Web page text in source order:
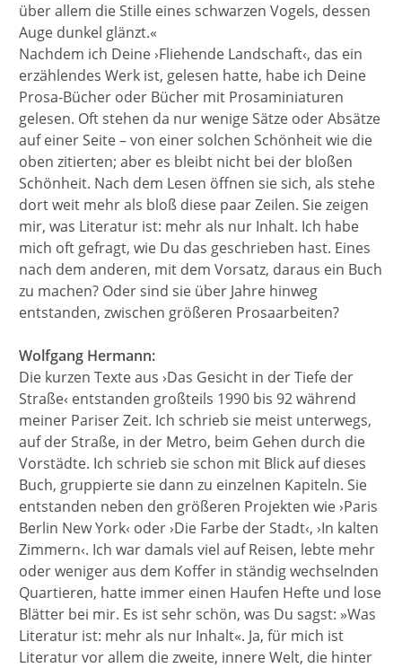
über allem die Stille eines schwarzen Vogels, dessen
Auge dunkel glänzt.«
Nachdem ich Deine ›Fliehende Landschaft‹, das ein
erzählendes Werk ist, gelesen hatte, habe ich Deine
Prosa-Bücher oder Bücher mit Prosaminiaturen
gelesen. Oft stehen da nur wenige Sätze oder Absätze
auf einer Seite – von einer solchen Schönheit wie die
oben zitierten; aber es bleibt nicht bei der bloßen
Schönheit. Nach dem Lesen öffnen sie sich, als stehe
dort weit mehr als bloß diese paar Zeilen. Sie zeigen
mir, was Literatur ist: mehr als nur Inhalt. Ich habe
mich oft gefragt, wie Du das geschrieben hast. Eines
nach dem anderen, mit dem Vorsatz, daraus ein Buch
zu machen? Oder sind sie über Jahre hinweg
entstanden, zwischen größeren Prosaarbeiten?
Wolfgang Hermann:
Die kurzen Texte aus ›Das Gesicht in der Tiefe der
Straße‹ entstanden großteils 1990 bis 92 während
meiner Pariser Zeit. Ich schrieb sie meist unterwegs,
auf der Straße, in der Metro, beim Gehen durch die
Vorstädte. Ich schrieb sie schon mit Blick auf dieses
Buch, gruppierte sie dann zu einzelnen Kapiteln. Sie
entstanden neben den größeren Projekten wie ›Paris
Berlin New York‹ oder ›Die Farbe der Stadt‹, ›In kalten
Zimmern‹. Ich war damals viel auf Reisen, lebte mehr
oder weniger aus dem Koffer in ständig wechselnden
Quartieren, hatte immer einen Haufen Hefte und lose
Blätter bei mir. Es ist sehr schön, was Du sagst: »Was
Literatur ist: mehr als nur Inhalt«. Ja, für mich ist
Literatur vor allem die zweite, innere Welt, die hinter